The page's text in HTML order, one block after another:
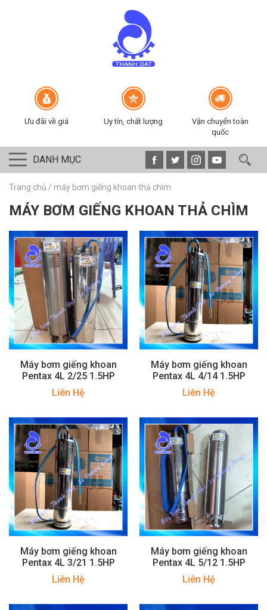
Ưu đãi về giá Uy tín, chất lượng
Vận chuyển toàn
quốc
DANH MỤC
Trang chủ / máy bơm giếng khoan thả chìm
MÁY BƠM GIẾNG KHOAN THẢ CHÌM
Máy bơm giếng khoan
Pentax 4L 2/25 1.5HP
Liên Hệ
Máy bơm giếng khoan
Pentax 4L 4/14 1.5HP
Liên Hệ
Máy bơm giếng khoan
Pentax 4L 3/21 1.5HP
Liên Hệ
Máy bơm giếng khoan
Pentax 4L 5/12 1.5HP
Liên Hệ